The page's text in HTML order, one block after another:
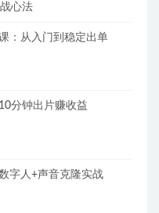
心法
：从入门到稳定出单
分钟出片赚收益
字人+声音克隆实战